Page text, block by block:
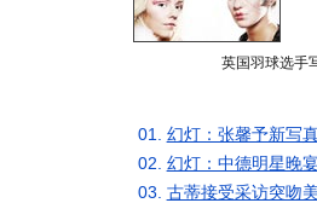
英国羽球选手
01. 幻灯：张馨予新写
02. 幻灯：中德明星晚
03. 古蒂接受采访突吻